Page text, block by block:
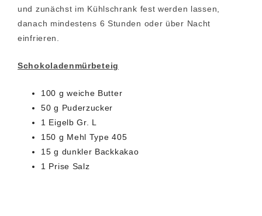
und zunächst im Kühlschrank fest werden lassen,
danach mindestens 6 Stunden oder über Nacht
einfrieren.
Schokoladenmürbeteig
100 g weiche Butter
50 g Puderzucker
1 Eigelb Gr. L
150 g Mehl Type 405
15 g dunkler Backkakao
1 Prise Salz